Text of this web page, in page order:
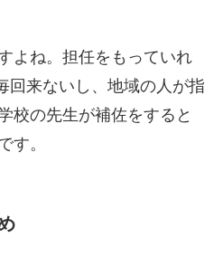
ね。担任をもっていれ
回来ないし、地域の人が指
校の先生が補佐をすると
す。